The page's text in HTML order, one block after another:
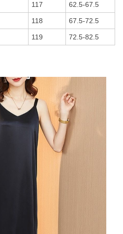
117 62.5-67.5
118 67.5-72.5
119 72.5-82.5